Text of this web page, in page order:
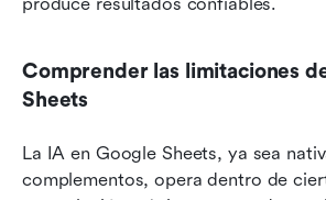
Comprender las limitaciones
Sheets
La IA en Google Sheets, ya sea
complementos, opera dentro de